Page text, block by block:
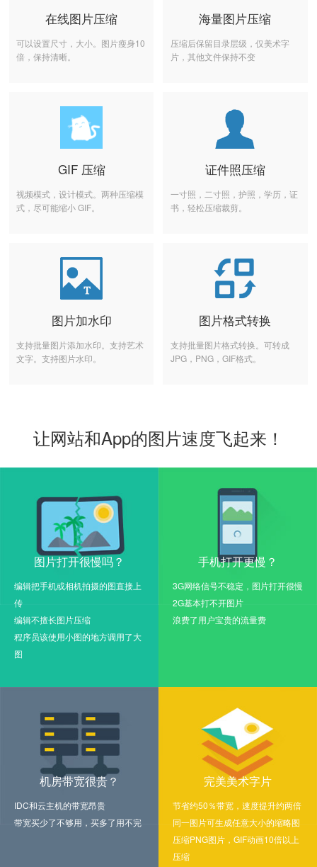
在线图片压缩
可以设置尺寸，大小。图片瘦身10
倍，保持清晰。
海量图片压缩
压缩后保留目录层级，仅美术字
片，其他文件保持不变
GIF 压缩
视频模式，设计模式。两种压缩模
式，尽可能缩小 GIF。
证件照压缩
一寸照，二寸照，护照，学历，证
书，轻松压缩裁剪。
图片加水印
支持批量图片添加水印。支持艺术
文字。支持图片水印。
图片格式转换
支持批量图片格式转换。可转成
JPG，PNG，GIF格式。
让网站和App的图片速度飞起来！
图片打开很慢吗？
编辑把手机或相机拍摄的图直接上
传
编辑不擅长图片压缩
程序员该使用小图的地方调用了大
图
手机打开更慢？
3G网络信号不稳定，图片打开很慢
2G基本打不开图片
浪费了用户宝贵的流量费
机房带宽很贵？
IDC和云主机的带宽昂贵
带宽买少了不够用，买多了用不完
完美美术字片
节省约50％带宽，速度提升约两倍
同一图片可生成任意大小的缩略图
压缩PNG图片，GIF动画10倍以上
压缩